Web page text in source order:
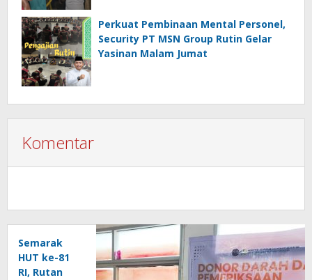
Perkuat Pembinaan Mental Personel,
Security PT MSN Group Rutin Gelar
Yasinan Malam Jumat
Komentar
Semarak
HUT ke-81
RI, Rutan